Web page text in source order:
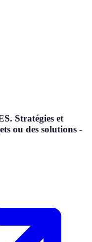
Stratégies et
ou des solutions -